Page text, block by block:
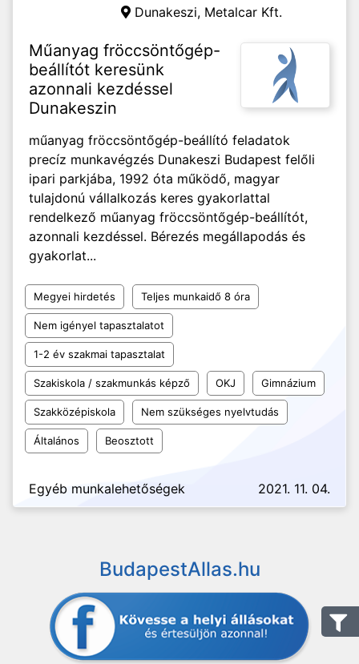
Dunakeszi, Metalcar Kft.
Műanyag fröccsöntőgép-
beállítót keresünk
azonnali kezdéssel
Dunakeszin
műanyag fröccsöntőgép-beállító feladatok
precíz munkavégzés Dunakeszi Budapest felőli
ipari parkjába, 1992 óta működő, magyar
tulajdonú vállalkozás keres gyakorlattal
rendelkező műanyag fröccsöntőgép-beállítót,
azonnali kezdéssel. Bérezés megállapodás és
gyakorlat...
Megyei hirdetés Teljes munkaidő 8 óra
Nem igényel tapasztalatot
1-2 év szakmai tapasztalat
Szakiskola / szakmunkás képző OKJ Gimnázium
Szakközépiskola Nem szükséges nyelvtudás
Általános Beosztott
Egyéb munkalehetőségek 2021. 11. 04.
BudapestAllas.hu